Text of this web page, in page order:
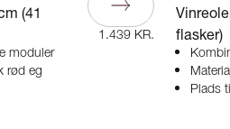
(41
moduler
rød eg
1.439 KR.
flasker)
Plads